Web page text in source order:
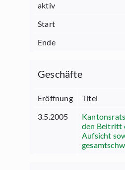
aktiv
Start
Ende
Geschäfte
Eröffnung Titel
3.5.2005
den Beitritt
Aufsicht